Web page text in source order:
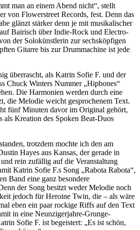
man an einem Abend nicht“, stellt
von Flowerstreet Records, fest. Denn das
glänzt stärker denn je mit musikalischer
Bairisch über Indie-Rock und Electro-
der Solokünstlerin zur sechsköpfigen
Gitarre bis zur Drummachine ist jede
überrascht, als Katrin Sofie F. und der
Chuck Winters Nummer „Hipbones“
Die Harmonien werden durch eine
die Melodie weicht gesprochenem Text.
fünf Minuten davor im Original gehört,
als Kreation des Spoken Beat-Duos
trotzdem mochte ich den am
Hayes aus Kansas, der gerade in
rein zufällig auf die Veranstaltung
Katrin Sofie F.s Song „Rabota Rabota“,
Band eine ganz besondere
der Song besitzt weder Melodie noch
jedoch für Heroine Twin, die – als wäre
eben ein paar rockige Riffs auf den Text
in eine Neunzigerjahre-Grunge-
Sofie F. ist begeistert: „Es ist schön,